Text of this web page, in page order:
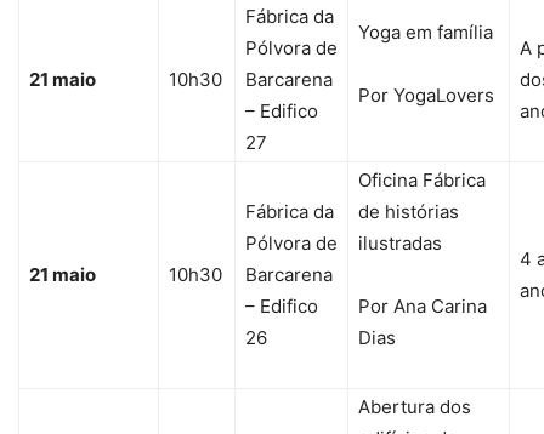
21 maio 10h30
Fábrica da
Pólvora de
Barcarena
– Edifico
27
Yoga em família
Por YogaLovers
A
21 maio 10h30
Fábrica da
Pólvora de
Barcarena
– Edifico
26
Oficina Fábrica
de histórias
ilustradas
Por Ana Carina
Dias
4
Abertura dos